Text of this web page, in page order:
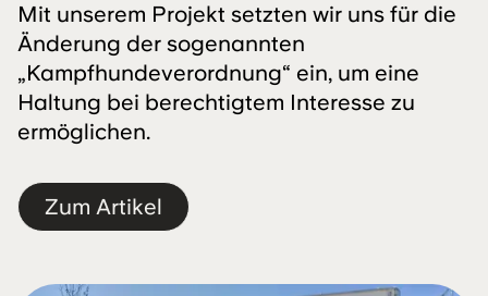
Mit unserem Projekt setzten wir uns für die
Änderung der sogenannten
„Kampfhundeverordnung“ ein, um eine
Haltung bei berechtigtem Interesse zu
ermöglichen.
Zum Artikel